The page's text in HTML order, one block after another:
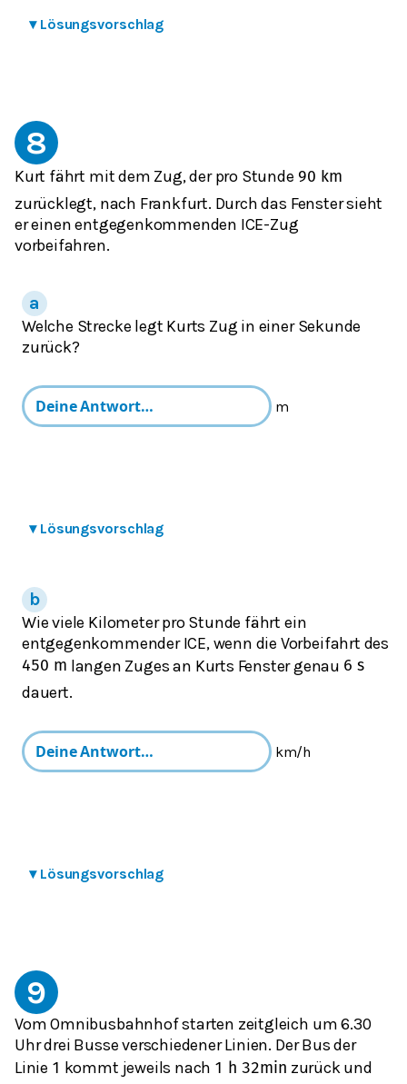
▾ Lösungsvorschlag
8
Kurt fährt mit dem Zug, der pro Stunde 90 km
zurücklegt, nach Frankfurt. Durch das Fenster sieht
er einen entgegenkommenden ICE-Zug
vorbeifahren.
Welche Strecke legt Kurts Zug in einer Sekunde
zurück?
m
▾ Lösungsvorschlag
Wie viele Kilometer pro Stunde fährt ein
entgegenkommender ICE, wenn die Vorbeifahrt des
450 m langen Zuges an Kurts Fenster genau 6 s
dauert.
km/h
▾ Lösungsvorschlag
9
Vom Omnibusbahnhof starten zeitgleich um 6.30
Uhr drei Busse verschiedener Linien. Der Bus der
Linie 1 kommt jeweils nach 1 h 32min zurück und